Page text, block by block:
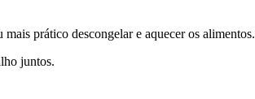
prático descongelar e aquecer os alimentos.
juntos.